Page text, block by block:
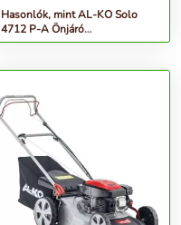
Hasonlók, mint AL-KO Solo
4712 P-A Önjáró
Benzinmotoros Fűnyíró, 1900